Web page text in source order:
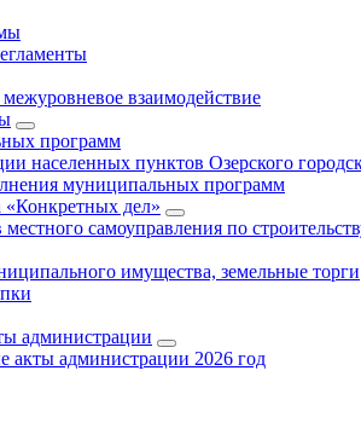
взаимодействие
программ
населенных пунктов Озерского
муниципальных программ
дел»
местного самоуправления по
имущества, земельные торги
администрации
акты администрации 2026 год